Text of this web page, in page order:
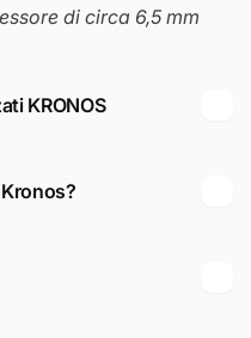
di circa 6,5 mm
KRONOS